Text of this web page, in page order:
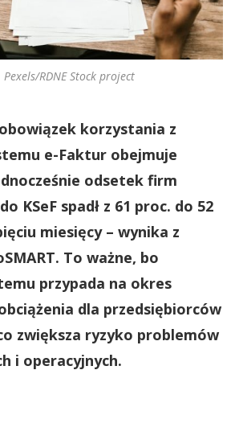
RDNE Stock project
korzystania z
e-Faktur obejmuje
odsetek firm
KSeF spadł z 61 proc. do 52
miesięcy – wynika z
To ważne, bo
przypada na okres
dla przedsiębiorców
zwiększa ryzyko problemów
i operacyjnych.